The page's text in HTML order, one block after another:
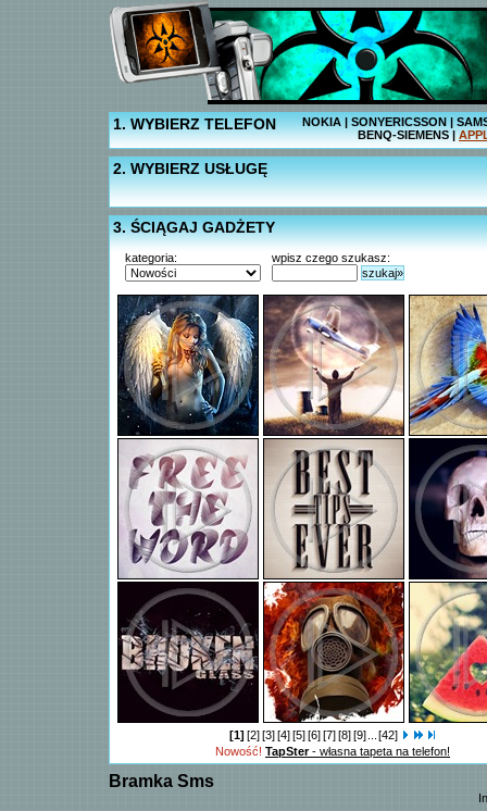
1. WYBIERZ TELEFON NOKIA|SONYERICSSON|
BENQ-SIEMENS|
2. WYBIERZ USŁUGĘ
3. ŚCIĄGAJ GADŻETY
kategoria:
wpisz czego szukasz:
szukaj»
[1] [2] [3] [4] [5] [6] [7] [8] [9]
[42]
Nowość! TapSter- własna tapeta na telefon!
Bramka Sms